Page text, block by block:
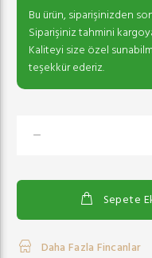
Bu ürün, siparişinizden
Siparişiniz tahmini
Kaliteyi size özel
teşekkür ederiz.
Sepete
Daha Fazla Fincanlar